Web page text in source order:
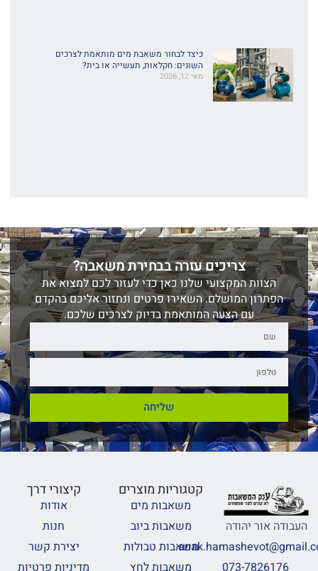
כיצד לבחור משאבת מים מותאמת לצרכים
השונים: חקלאות, תעשייה או בית?
מאי 12, 2026
צריכים עזרה בבחירת משאבה?
הצוות המקצועי שלנו כאן כדי לעזור לכם למצוא את
הפתרון המושלם. השאירו פרטים ונחזור אליכם בהקדם
עם הצעה המותאמת בדיוק לצרכים שלכם.
שליחה
העבודה אור יהודה
073-7826176
קטגוריות מוצרים
משאבות מים
משאבות ביוב
משאבות טבולות
משאבות לחץ
קיצורי דרך
אודות
חנות
יצירת קשר
מדיניות פרטיות